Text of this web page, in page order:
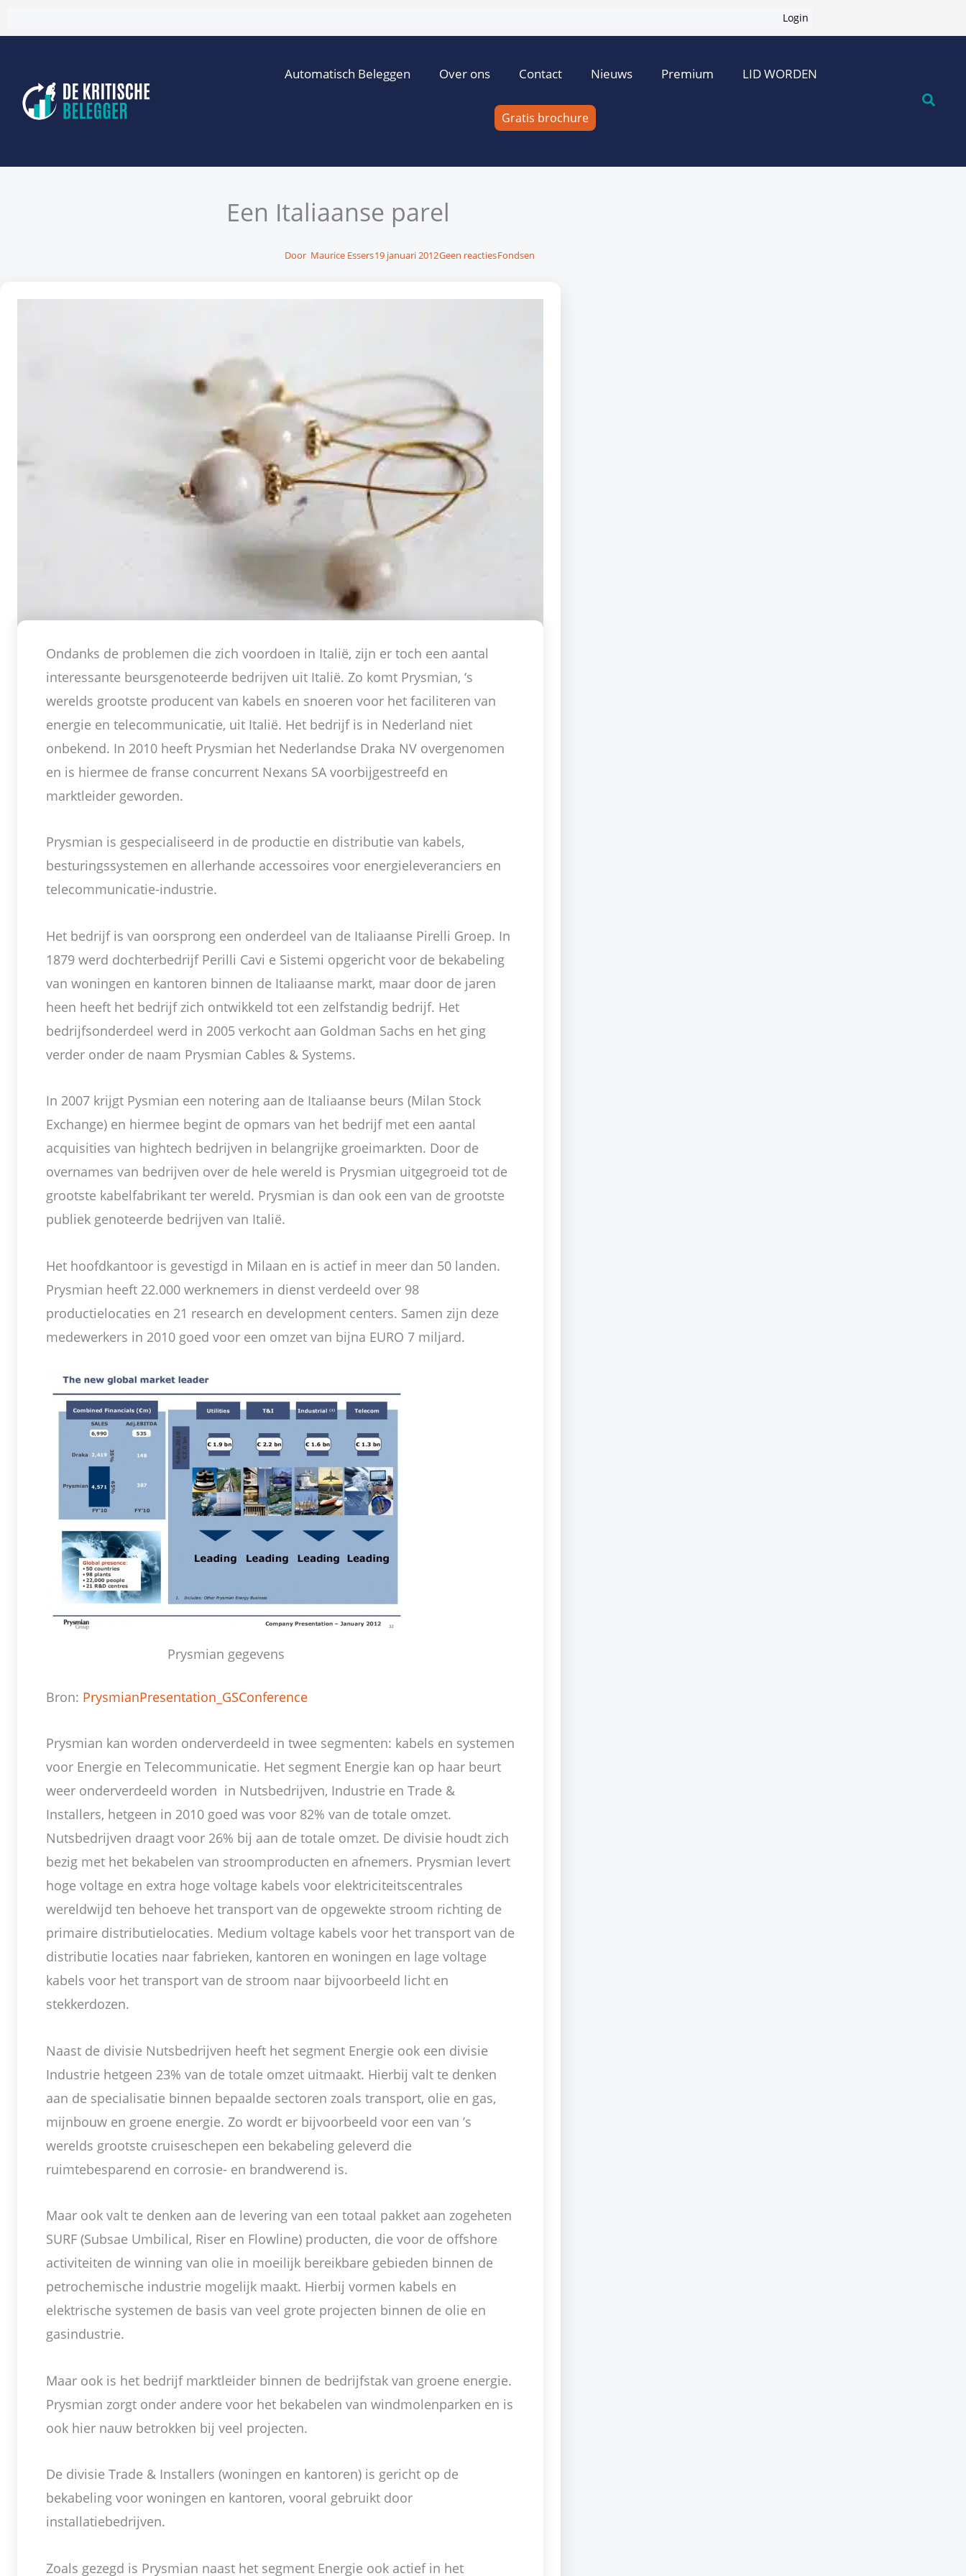
naar
inhoud
Login
Automatisch Beleggen Over ons Contact Nieuws Premium LID WORDEN
Gratis brochure
Een Italiaanse parel
Door Maurice Essers19 januari 2012Geen reactiesFondsen
Ondanks de problemen die zich voordoen in Italië, zijn er toch een aantal
interessante beursgenoteerde bedrijven uit Italië. Zo komt Prysmian, ‘s
werelds grootste producent van kabels en snoeren voor het faciliteren van
energie en telecommunicatie, uit Italië. Het bedrijf is in Nederland niet
onbekend. In 2010 heeft Prysmian het Nederlandse Draka NV overgenomen
en is hiermee de franse concurrent Nexans SA voorbijgestreefd en
marktleider geworden.
Prysmian is gespecialiseerd in de productie en distributie van kabels,
besturingssystemen en allerhande accessoires voor energieleveranciers en
telecommunicatie-industrie.
Het bedrijf is van oorsprong een onderdeel van de Italiaanse Pirelli Groep. In
1879 werd dochterbedrijf Perilli Cavi e Sistemi opgericht voor de bekabeling
van woningen en kantoren binnen de Italiaanse markt, maar door de jaren
heen heeft het bedrijf zich ontwikkeld tot een zelfstandig bedrijf. Het
bedrijfsonderdeel werd in 2005 verkocht aan Goldman Sachs en het ging
verder onder de naam Prysmian Cables & Systems.
In 2007 krijgt Pysmian een notering aan de Italiaanse beurs (Milan Stock
Exchange) en hiermee begint de opmars van het bedrijf met een aantal
acquisities van hightech bedrijven in belangrijke groeimarkten. Door de
overnames van bedrijven over de hele wereld is Prysmian uitgegroeid tot de
grootste kabelfabrikant ter wereld. Prysmian is dan ook een van de grootste
publiek genoteerde bedrijven van Italië.
Het hoofdkantoor is gevestigd in Milaan en is actief in meer dan 50 landen.
Prysmian heeft 22.000 werknemers in dienst verdeeld over 98
productielocaties en 21 research en development centers. Samen zijn deze
medewerkers in 2010 goed voor een omzet van bijna EURO 7 miljard.
Prysmian gegevens
Bron: PrysmianPresentation_GSConference
Prysmian kan worden onderverdeeld in twee segmenten: kabels en systemen
voor Energie en Telecommunicatie. Het segment Energie kan op haar beurt
weer onderverdeeld worden in Nutsbedrijven, Industrie en Trade &
Installers, hetgeen in 2010 goed was voor 82% van de totale omzet.
Nutsbedrijven draagt voor 26% bij aan de totale omzet. De divisie houdt zich
bezig met het bekabelen van stroomproducten en afnemers. Prysmian levert
hoge voltage en extra hoge voltage kabels voor elektriciteitscentrales
wereldwijd ten behoeve het transport van de opgewekte stroom richting de
primaire distributielocaties. Medium voltage kabels voor het transport van de
distributie locaties naar fabrieken, kantoren en woningen en lage voltage
kabels voor het transport van de stroom naar bijvoorbeeld licht en
stekkerdozen.
Naast de divisie Nutsbedrijven heeft het segment Energie ook een divisie
Industrie hetgeen 23% van de totale omzet uitmaakt. Hierbij valt te denken
aan de specialisatie binnen bepaalde sectoren zoals transport, olie en gas,
mijnbouw en groene energie. Zo wordt er bijvoorbeeld voor een van ’s
werelds grootste cruiseschepen een bekabeling geleverd die
ruimtebesparend en corrosie- en brandwerend is.
Maar ook valt te denken aan de levering van een totaal pakket aan zogeheten
SURF (Subsae Umbilical, Riser en Flowline) producten, die voor de offshore
activiteiten de winning van olie in moeilijk bereikbare gebieden binnen de
petrochemische industrie mogelijk maakt. Hierbij vormen kabels en
elektrische systemen de basis van veel grote projecten binnen de olie en
gasindustrie.
Maar ook is het bedrijf marktleider binnen de bedrijfstak van groene energie.
Prysmian zorgt onder andere voor het bekabelen van windmolenparken en is
ook hier nauw betrokken bij veel projecten.
De divisie Trade & Installers (woningen en kantoren) is gericht op de
bekabeling voor woningen en kantoren, vooral gebruikt door
installatiebedrijven.
Zoals gezegd is Prysmian naast het segment Energie ook actief in het